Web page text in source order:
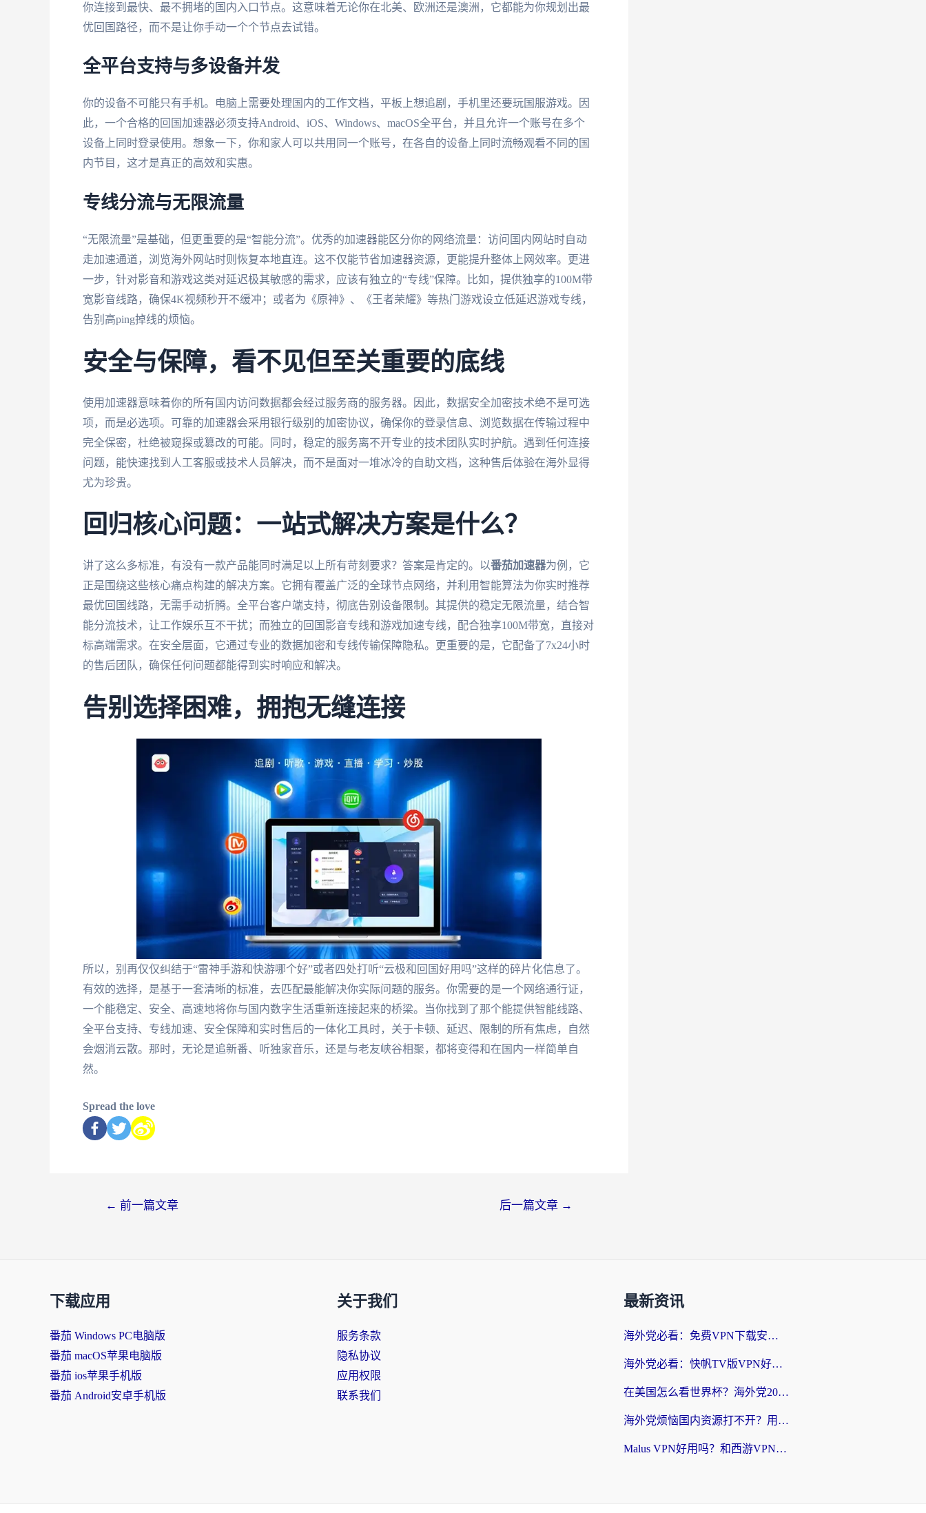
你连接到最快、最不拥堵的国内入口节点。这意味着无论你在北美、欧洲还是澳洲，它都能为你规划出最
优回国路径，而不是让你手动一个个节点去试错。
全平台支持与多设备并发
你的设备不可能只有手机。电脑上需要处理国内的工作文档，平板上想追剧，手机里还要玩国服游戏。因
此，一个合格的回国加速器必须支持Android、iOS、Windows、macOS全平台，并且允许一个账号在多个
设备上同时登录使用。想象一下，你和家人可以共用同一个账号，在各自的设备上同时流畅观看不同的国
内节目，这才是真正的高效和实惠。
专线分流与无限流量
“无限流量”是基础，但更重要的是“智能分流”。优秀的加速器能区分你的网络流量：访问国内网站时自动
走加速通道，浏览海外网站时则恢复本地直连。这不仅能节省加速器资源，更能提升整体上网效率。更进
一步，针对影音和游戏这类对延迟极其敏感的需求，应该有独立的“专线”保障。比如，提供独享的100M带
宽影音线路，确保4K视频秒开不缓冲；或者为《原神》、《王者荣耀》等热门游戏设立低延迟游戏专线，
告别高ping掉线的烦恼。
安全与保障，看不见但至关重要的底线
使用加速器意味着你的所有国内访问数据都会经过服务商的服务器。因此，数据安全加密技术绝不是可选
项，而是必选项。可靠的加速器会采用银行级别的加密协议，确保你的登录信息、浏览数据在传输过程中
完全保密，杜绝被窥探或篡改的可能。同时，稳定的服务离不开专业的技术团队实时护航。遇到任何连接
问题，能快速找到人工客服或技术人员解决，而不是面对一堆冰冷的自助文档，这种售后体验在海外显得
尤为珍贵。
回归核心问题：一站式解决方案是什么？
讲了这么多标准，有没有一款产品能同时满足以上所有苛刻要求？答案是肯定的。以番茄加速器为例，它
正是围绕这些核心痛点构建的解决方案。它拥有覆盖广泛的全球节点网络，并利用智能算法为你实时推荐
最优回国线路，无需手动折腾。全平台客户端支持，彻底告别设备限制。其提供的稳定无限流量，结合智
能分流技术，让工作娱乐互不干扰；而独立的回国影音专线和游戏加速专线，配合独享100M带宽，直接对
标高端需求。在安全层面，它通过专业的数据加密和专线传输保障隐私。更重要的是，它配备了7x24小时
的售后团队，确保任何问题都能得到实时响应和解决。
告别选择困难，拥抱无缝连接
所以，别再仅仅纠结于“雷神手游和快游哪个好”或者四处打听“云极和回国好用吗”这样的碎片化信息了。
有效的选择，是基于一套清晰的标准，去匹配最能解决你实际问题的服务。你需要的是一个网络通行证，
一个能稳定、安全、高速地将你与国内数字生活重新连接起来的桥梁。当你找到了那个能提供智能线路、
全平台支持、专线加速、安全保障和实时售后的一体化工具时，关于卡顿、延迟、限制的所有焦虑，自然
会烟消云散。那时，无论是追新番、听独家音乐，还是与老友峡谷相聚，都将变得和在国内一样简单自
然。
Spread the love
← 前一篇文章 后一篇文章 →
下载应用
番茄 Windows PC电脑版
番茄 macOS苹果电脑版
番茄 ios苹果手机版
番茄 Android安卓手机版
关于我们
服务条款
隐私协议
应用权限
联系我们
最新资讯
海外党必看：免费VPN下载安卓+3步选对国外到国内加速器，无缝刷国内资源
海外党必看：快帆TV版VPN好用吗？和斧牛手游VPN对比哪个回国效果更好？附电脑翻墙回国实用技巧
在美国怎么看世界杯？海外党2026最新回国加速器指南：从影音到游戏全搞定
海外党烦恼国内资源打不开？用VPN上海节点+这几点，轻松搞定回国加速！
Malus VPN好用吗？和西游VPN对比哪个回国效果更好？海外党亲测后的真实选择